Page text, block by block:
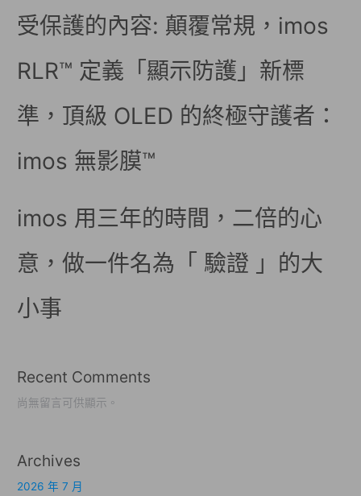
受保護的內容: 顛覆常規，imos
RLR™ 定義「顯示防護」新標
準，頂級 OLED 的終極守護者：
imos 無影膜™
imos 用三年的時間，二倍的心
意，做一件名為「 驗證 」的大
小事
Recent Comments
尚無留言可供顯示。
Archives
2026 年 7 月